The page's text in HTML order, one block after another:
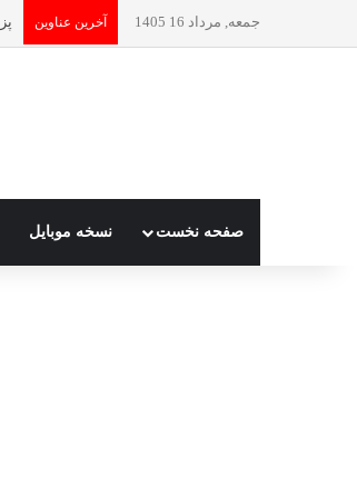
جمعه, مرداد 16 1405 آخرین عناوین
صفحه نخست نسخه موبایل